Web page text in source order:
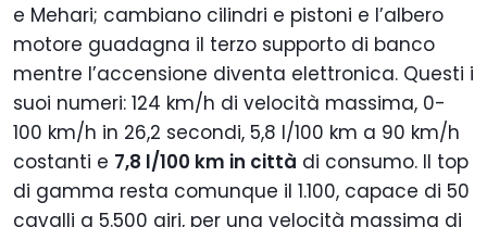
e Mehari; cambiano cilindri e pistoni e l’albero
motore guadagna il terzo supporto di banco
mentre l’accensione diventa elettronica. Questi i
suoi numeri: 124 km/h di velocità massima, 0-
100 km/h in 26,2 secondi, 5,8 l/100 km a 90 km/h
costanti e 7,8 l/100 km in città di consumo. Il top
di gamma resta comunque il 1.100, capace di 50
cavalli a 5.500 giri, per una velocità massima di